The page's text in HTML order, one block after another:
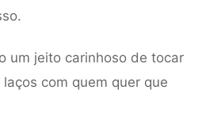
um jeito carinhoso de tocar
com quem quer que